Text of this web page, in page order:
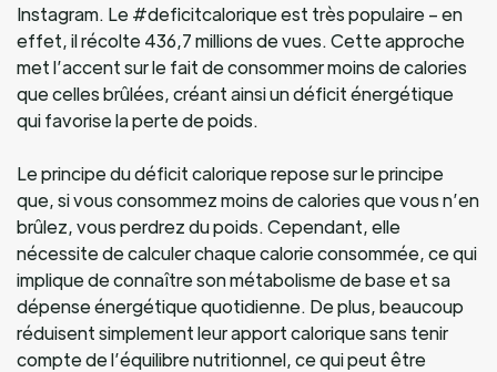
Instagram. Le #deficitcalorique est très populaire – en
effet, il récolte 436,7 millions de vues. Cette approche
met l’accent sur le fait de consommer moins de calories
que celles brûlées, créant ainsi un déficit énergétique
qui favorise la perte de poids.
Le principe du déficit calorique repose sur le principe
que, si vous consommez moins de calories que vous n’en
brûlez, vous perdrez du poids. Cependant, elle
nécessite de calculer chaque calorie consommée, ce qui
implique de connaître son métabolisme de base et sa
dépense énergétique quotidienne. De plus, beaucoup
réduisent simplement leur apport calorique sans tenir
compte de l’équilibre nutritionnel, ce qui peut être